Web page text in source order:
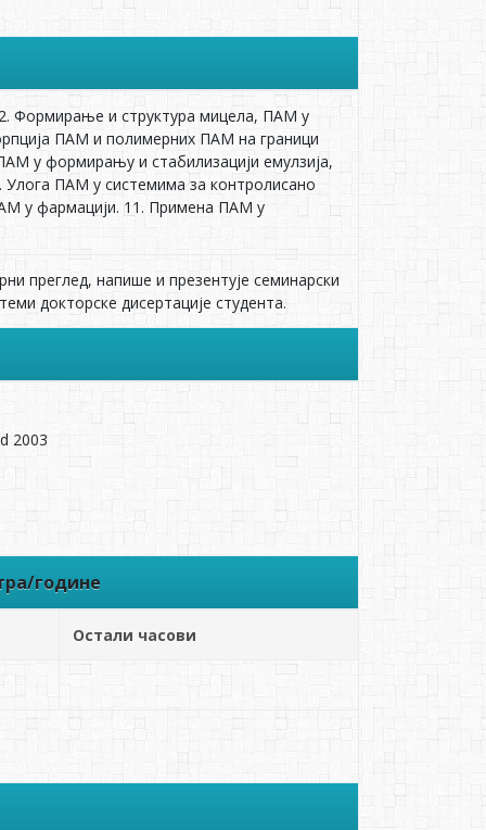
Формирање и структура мицела, ПАМ у
ПАМ и полимерних ПАМ на граници
у формирању и стабилизацији емулзија,
Улога ПАМ у системима за контролисано
у фармацији. 11. Примена ПАМ у
преглед, напише и презентује семинарски
докторске дисертације студента.
2003
године
Остали часови